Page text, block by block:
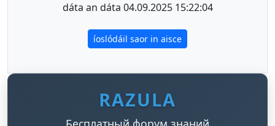
dáta an dáta 04.09.2025 15:22:04
íoslódáil saor in aisce
RAZULA